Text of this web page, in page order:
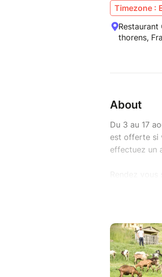
Timezone :
Restaurant
thorens,
About
Du 3 au 17
est offerte si
effectuez un
Rendez
Vous avez
de prendre
n'avez pas
inscrits.